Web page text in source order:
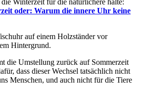
Winterzeit für die natürlichere halte:
oder: Warum die innere Uhr keine
die Umstellung zurück auf Sommerzeit
dass dieser Wechsel tatsächlich nicht
Menschen, und auch nicht für die Tiere